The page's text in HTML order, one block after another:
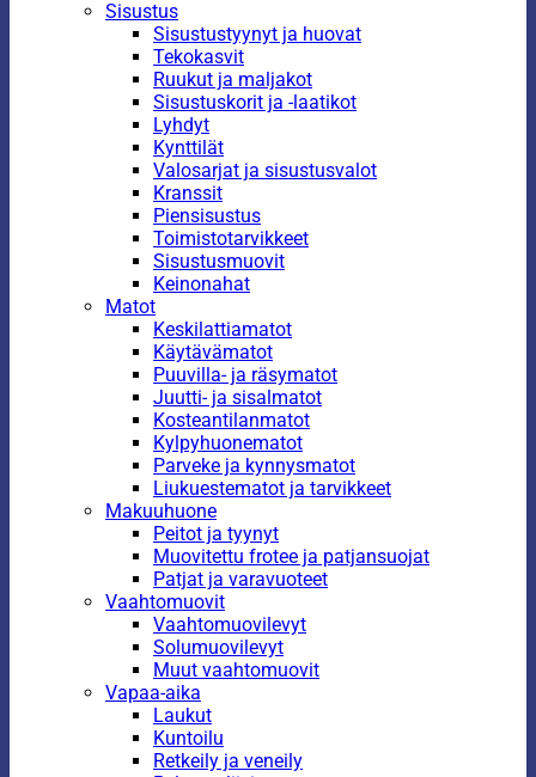
Sisustus
Sisustustyynyt ja huovat
Tekokasvit
Ruukut ja maljakot
Sisustuskorit ja -laatikot
Lyhdyt
Kynttilät
Valosarjat ja sisustusvalot
Kranssit
Piensisustus
Toimistotarvikkeet
Sisustusmuovit
Keinonahat
Matot
Keskilattiamatot
Käytävämatot
Puuvilla- ja räsymatot
Juutti- ja sisalmatot
Kosteantilanmatot
Kylpyhuonematot
Parveke ja kynnysmatot
Liukuestematot ja tarvikkeet
Makuuhuone
Peitot ja tyynyt
Muovitettu frotee ja patjansuojat
Patjat ja varavuoteet
Vaahtomuovit
Vaahtomuovilevyt
Solumuovilevyt
Muut vaahtomuovit
Vapaa-aika
Laukut
Kuntoilu
Retkeily ja veneily